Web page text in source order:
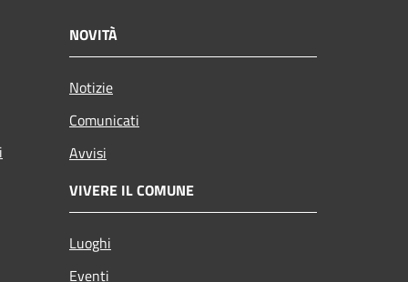
NOVITÀ
Notizie
Comunicati
Avvisi
VIVERE IL COMUNE
Luoghi
Eventi